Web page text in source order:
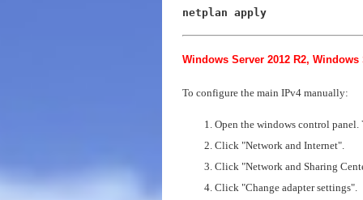
netplan apply
Windows Server 2012 R2, Windows
To configure the main IPv4 manually:
Open the windows control panel.
Click "Network and Internet".
Click "Network and Sharing
Click "Change adapter settings".